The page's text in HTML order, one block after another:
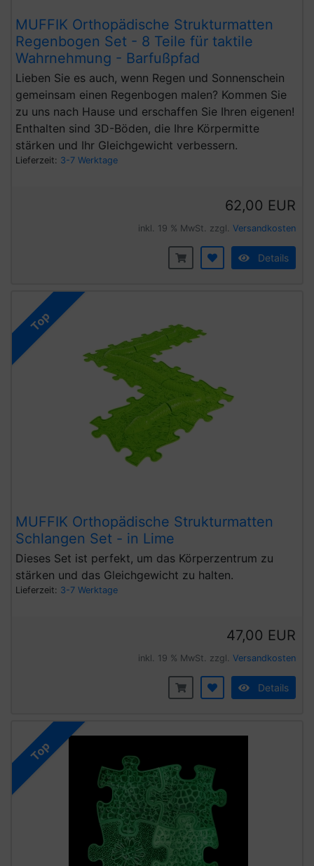
MUFFIK Orthopädische Strukturmatten
Regenbogen Set - 8 Teile für taktile
Wahrnehmung - Barfußpfad
Lieben Sie es auch, wenn Regen und Sonnenschein
gemeinsam einen Regenbogen malen? Kommen Sie
zu uns nach Hause und erschaffen Sie Ihren eigenen!
Enthalten sind 3D-Böden, die Ihre Körpermitte
stärken und Ihr Gleichgewicht verbessern.
Lieferzeit: 3-7 Werktage
62,00 EUR
inkl. 19 % MwSt. zzgl. Versandkosten
Details
Top
MUFFIK Orthopädische Strukturmatten
Schlangen Set - in Lime
Dieses Set ist perfekt, um das Körperzentrum zu
stärken und das Gleichgewicht zu halten.
Lieferzeit: 3-7 Werktage
47,00 EUR
inkl. 19 % MwSt. zzgl. Versandkosten
Details
Top